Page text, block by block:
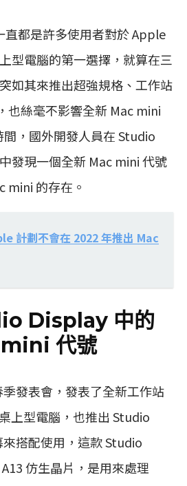
直都是許多使用者對於 Apple
型電腦的第一選擇，就算在三
如其來推出超強規格、工作站
也絲毫不影響全新 Mac mini
，國外開發人員在 Studio
發現一個全新 Mac mini 代號
mini 的存在。
計劃不會在 2022 年推出 Mac
Display 中的
代號
發表會，發表了全新工作站
上型電腦，也推出 Studio
搭配使用，這款 Studio
仿生晶片，是用來處理